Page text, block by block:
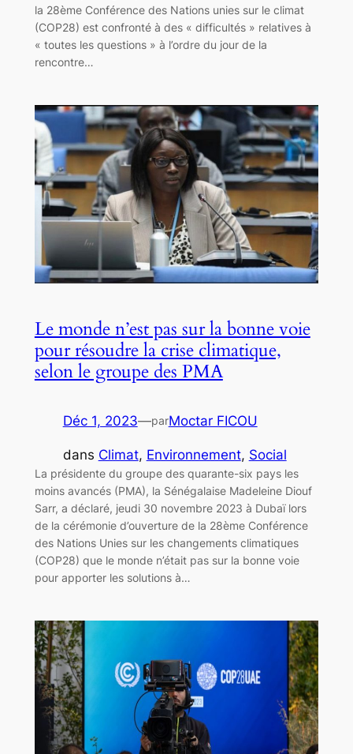
la 28ème Conférence des Nations unies sur le climat
(COP28) est confronté à des « difficultés » relatives à
« toutes les questions » à l’ordre du jour de la
rencontre…
Le monde n’est pas sur la bonne voie
pour résoudre la crise climatique,
selon le groupe des PMA
Déc 1, 2023—parMoctar FICOU
dans Climat, Environnement, Social
La présidente du groupe des quarante-six pays les
moins avancés (PMA), la Sénégalaise Madeleine Diouf
Sarr, a déclaré, jeudi 30 novembre 2023 à Dubaï lors
de la cérémonie d’ouverture de la 28ème Conférence
des Nations Unies sur les changements climatiques
(COP28) que le monde n’était pas sur la bonne voie
pour apporter les solutions à…